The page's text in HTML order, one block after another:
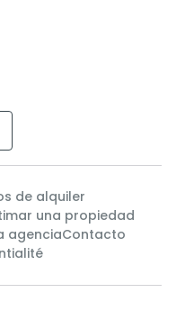
de alquiler
una propiedad
agenciaContacto